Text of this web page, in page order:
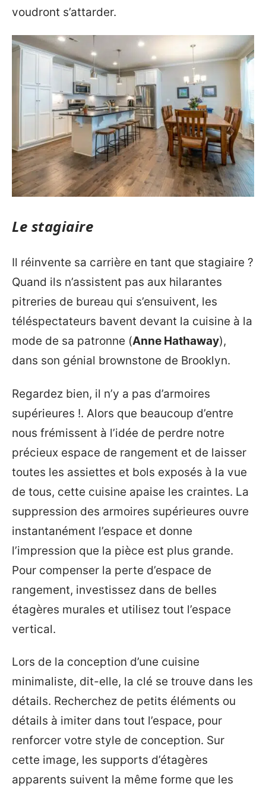
voudront s’attarder.
Le stagiaire
Il réinvente sa carrière en tant que stagiaire ?
Quand ils n’assistent pas aux hilarantes
pitreries de bureau qui s’ensuivent, les
téléspectateurs bavent devant la cuisine à la
mode de sa patronne (Anne Hathaway),
dans son génial brownstone de Brooklyn.
Regardez bien, il n’y a pas d’armoires
supérieures !. Alors que beaucoup d’entre
nous frémissent à l’idée de perdre notre
précieux espace de rangement et de laisser
toutes les assiettes et bols exposés à la vue
de tous, cette cuisine apaise les craintes. La
suppression des armoires supérieures ouvre
instantanément l’espace et donne
l’impression que la pièce est plus grande.
Pour compenser la perte d’espace de
rangement, investissez dans de belles
étagères murales et utilisez tout l’espace
vertical.
Lors de la conception d’une cuisine
minimaliste, dit-elle, la clé se trouve dans les
détails. Recherchez de petits éléments ou
détails à imiter dans tout l’espace, pour
renforcer votre style de conception. Sur
cette image, les supports d’étagères
apparents suivent la même forme que les